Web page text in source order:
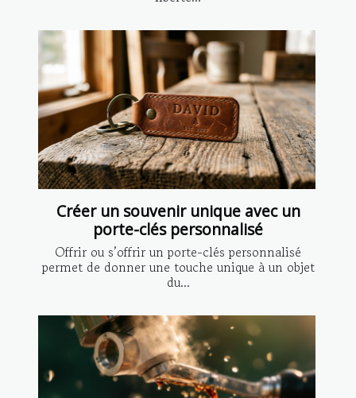
Créer un souvenir unique avec un
porte-clés personnalisé
Offrir ou s’offrir un porte-clés personnalisé
permet de donner une touche unique à un objet
du...